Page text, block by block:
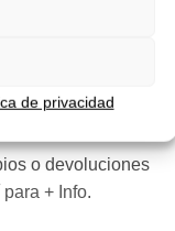
de privacidad
o devoluciones
+ Info.